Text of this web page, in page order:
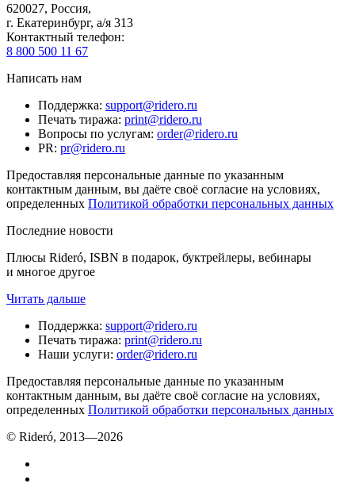
620027, Россия,
г. Екатеринбург, а/я 313
Контактный телефон:
8 800 500 11 67
Написать нам
Поддержка: support@ridero.ru
Печать тиража: print@ridero.ru
Вопросы по услугам: order@ridero.ru
PR: pr@ridero.ru
Предоставляя персональные данные по указанным
контактным данным, вы даёте своё согласие на условиях,
определенных Политикой обработки персональных данных
Последние новости
Плюсы Rideró, ISBN в подарок, буктрейлеры, вебинары
и многое другое
Читать дальше
Поддержка: support@ridero.ru
Печать тиража: print@ridero.ru
Наши услуги: order@ridero.ru
Предоставляя персональные данные по указанным
контактным данным, вы даёте своё согласие на условиях,
определенных Политикой обработки персональных данных
© Rideró, 2013—2026